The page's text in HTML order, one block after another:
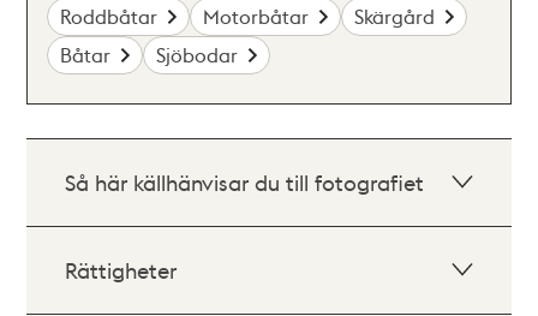
Roddbåtar Motorbåtar
Skärgård
Båtar
Sjöbodar
Så här källhänvisar du till fotografiet
Rättigheter